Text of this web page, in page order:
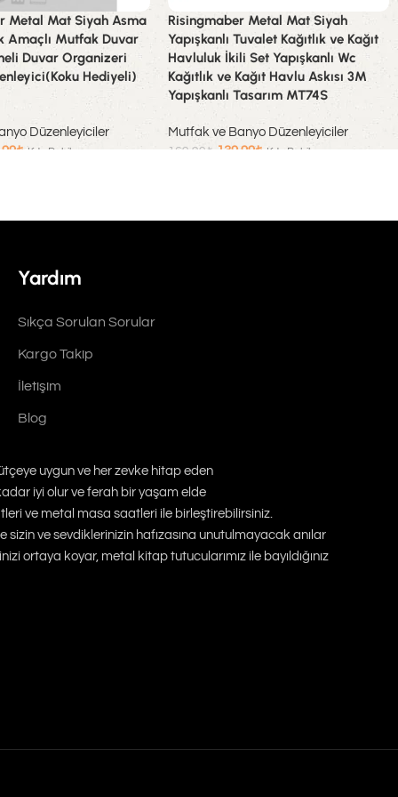
Metal Mat Siyah Asma
Amaçlı Mutfak Duvar
Duvar Organizeri
Hediyeli)
Düzenleyiciler
₺ Kdv Dahil
Risingmaber Metal Mat Siyah
Yapışkanlı Tuvalet Kağıtlık ve Kağıt
Havluluk İkili Set Yapışkanlı Wc
Kağıtlık ve Kağıt Havlu Askısı 3M
Yapışkanlı Tasarım MT74S
Mutfak ve Banyo Düzenleyiciler
169,99₺ 139,99₺ Kdv Dahil
Yardım
Sıkça Sorulan Sorular
Kargo Takip
İletişim
Blog
uygun ve her zevke hitap eden
iyi olur ve ferah bir yaşam elde
ve metal masa saatleri ile birleştirebilirsiniz.
ve sevdiklerinizin hafızasına unutulmayacak anılar
ortaya koyar, metal kitap tutucularımız ile bayıldığınız